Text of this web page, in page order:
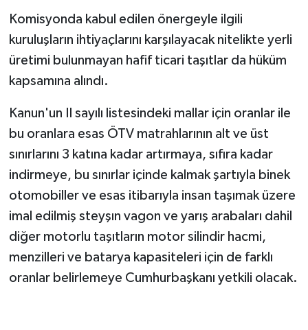
Komisyonda kabul edilen önergeyle ilgili
kuruluşların ihtiyaçlarını karşılayacak nitelikte yerli
üretimi bulunmayan hafif ticari taşıtlar da hüküm
kapsamına alındı.
Kanun'un II sayılı listesindeki mallar için oranlar ile
bu oranlara esas ÖTV matrahlarının alt ve üst
sınırlarını 3 katına kadar artırmaya, sıfıra kadar
indirmeye, bu sınırlar içinde kalmak şartıyla binek
otomobiller ve esas itibarıyla insan taşımak üzere
imal edilmiş steyşın vagon ve yarış arabaları dahil
diğer motorlu taşıtların motor silindir hacmi,
menzilleri ve batarya kapasiteleri için de farklı
oranlar belirlemeye Cumhurbaşkanı yetkili olacak.